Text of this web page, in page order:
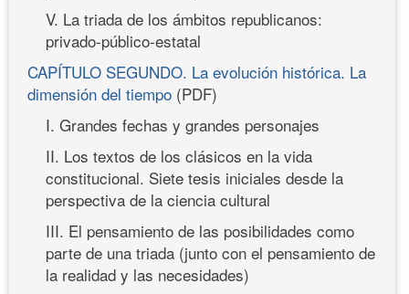
V. La triada de los ámbitos republicanos:
privado-público-estatal
CAPÍTULO SEGUNDO. La evolución histórica. La
dimensión del tiempo (PDF)
I. Grandes fechas y grandes personajes
II. Los textos de los clásicos en la vida
constitucional. Siete tesis iniciales desde la
perspectiva de la ciencia cultural
III. El pensamiento de las posibilidades como
parte de una triada (junto con el pensamiento de
la realidad y las necesidades)